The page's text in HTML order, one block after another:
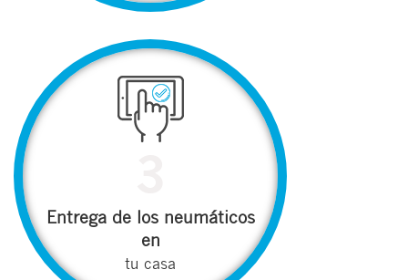
Entrega de los neumáticos
en
tu casa